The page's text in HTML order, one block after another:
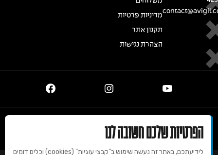
מדיניות פרטיות
תקנון אתר
הצהרת נגישות
הפרטיות שלכם חשובה לנו
לידיעתכם, באתר זה נעשה שימוש ב"קבצי עוגיות" (cookies) וכלים דומים